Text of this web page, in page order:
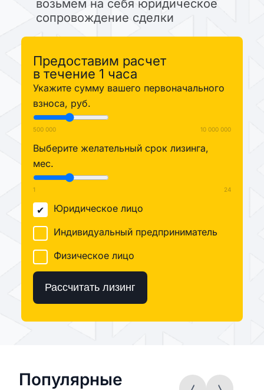
возьмем на себя юридическое
сопровождение сделки
Предоставим расчет
в течение 1 часа
Укажите сумму вашего первоначального
взноса, руб.
500 000 10 000 000
Выберите желательный срок лизинга,
мес.
1 24
Юридическое лицо
Индивидуальный предприниматель
Физическое лицо
Рассчитать лизинг
Популярные